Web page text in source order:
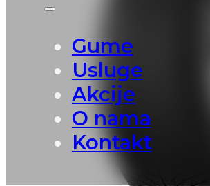
Gume
Usluge
Akcije
O nama
Kontakt